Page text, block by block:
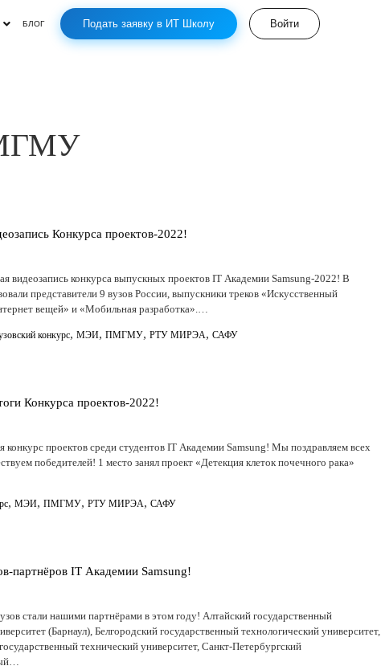
БЛОГ Подать заявку в ИТ Школу Войти
Конкурса проектов-2022!
видеозапись конкурса выпускных проектов IT Академии Samsung-2022! В
представители 9 вузов России, выпускники треков «Искусственный
вещей» и «Мобильная разработка».…
конкурс, МЭИ, ПМГМУ, РТУ МИРЭА, САФУ
Конкурса проектов-2022!
конкурс проектов среди студентов IT Академии Samsung! Мы поздравляем всех
победителей! 1 место занял проект «Детекция клеток почечного рака»
, МЭИ, ПМГМУ, РТУ МИРЭА, САФУ
партнёров IT Академии Samsung!
стали нашими партнёрами в этом году! Алтайский государственный
(Барнаул), Белгородский государственный технологический университет,
технический университет, Санкт-Петербургский